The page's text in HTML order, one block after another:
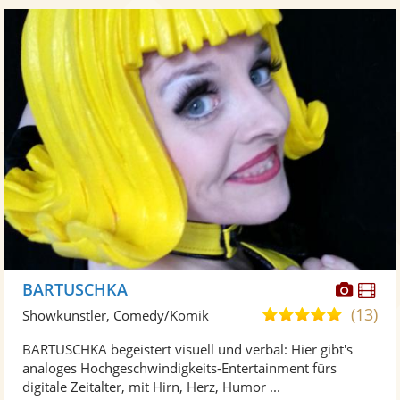
BARTUSCHKA
4,9
5
(13)
Showkünstler, Comedy/Komik
BARTUSCHKA begeistert visuell und verbal: Hier gibt's
analoges Hochgeschwindigkeits-Entertainment fürs
digitale Zeitalter, mit Hirn, Herz, Humor ...